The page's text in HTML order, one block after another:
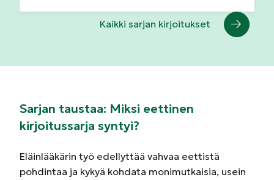
Kaikki sarjan kirjoitukset
Sarjan taustaa: Miksi eettinen
kirjoitussarja syntyi?
Eläinlääkärin työ edellyttää vahvaa eettistä
pohdintaa ja kykyä kohdata monimutkaisia, usein